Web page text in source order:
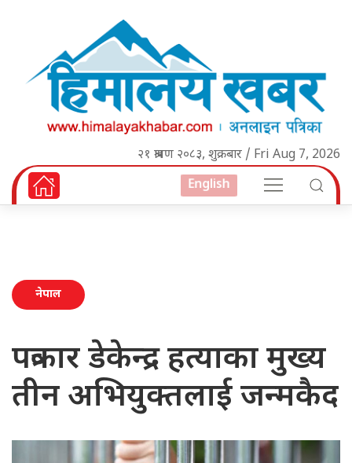
२१ श्रावण २०८३, शुक्रबार / Fri Aug 7, 2026
English
नेपाल
पत्रकार डेकेन्द्र हत्याका मुख्य
तीन अभियुक्तलाई जन्मकैद